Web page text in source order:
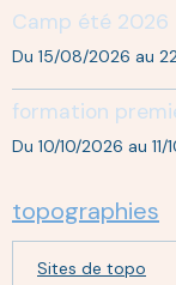
Camp été 2026
Du 15/08/2026 au
formation
Du 10/10/2026 au
topographies
Sites de topo